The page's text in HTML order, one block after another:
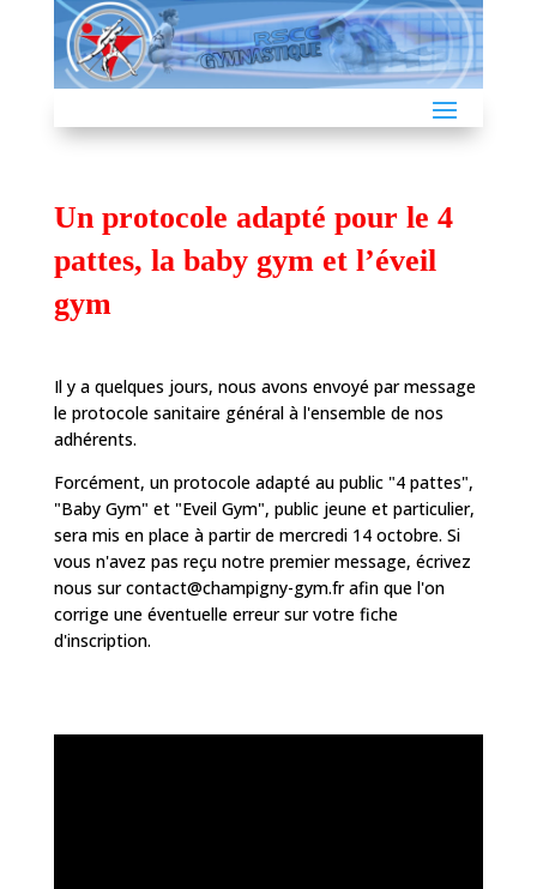
Un protocole adapté pour le 4
pattes, la baby gym et l’éveil
gym
Il y a quelques jours, nous avons envoyé par message
le protocole sanitaire général à l'ensemble de nos
adhérents.
Forcément, un protocole adapté au public "4 pattes",
"Baby Gym" et "Eveil Gym", public jeune et particulier,
sera mis en place à partir de mercredi 14 octobre. Si
vous n'avez pas reçu notre premier message, écrivez
nous sur contact@champigny-gym.fr afin que l'on
corrige une éventuelle erreur sur votre fiche
d'inscription.